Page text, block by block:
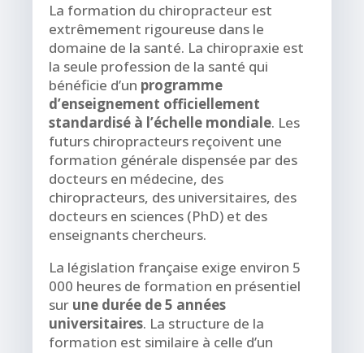
La formation du chiropracteur est
extrêmement rigoureuse dans le
domaine de la santé. La chiropraxie est
la seule profession de la santé qui
bénéficie d’un programme
d’enseignement officiellement
standardisé à l’échelle mondiale. Les
futurs chiropracteurs reçoivent une
formation générale dispensée par des
docteurs en médecine, des
chiropracteurs, des universitaires, des
docteurs en sciences (PhD) et des
enseignants chercheurs.
La législation française exige environ 5
000 heures de formation en présentiel
sur une durée de 5 années
universitaires. La structure de la
formation est similaire à celle d’un